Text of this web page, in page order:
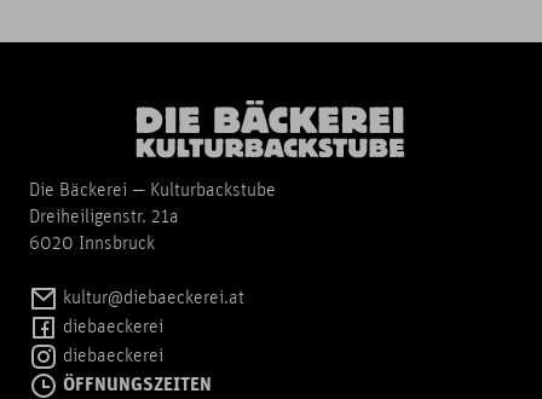
Die Bäckerei — Kulturbackstube
Dreiheiligenstr. 21a
6020 Innsbruck
kultur@diebaeckerei.at
diebaeckerei
diebaeckerei
ÖFFNUNGSZEITEN